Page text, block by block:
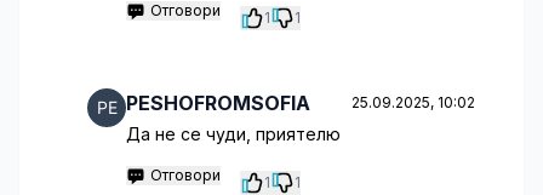
Отговори 1 1
PESHOFROMSOFIA 25.09.2025, 10:02
Да не се чуди, приятелю
Отговори 1 1